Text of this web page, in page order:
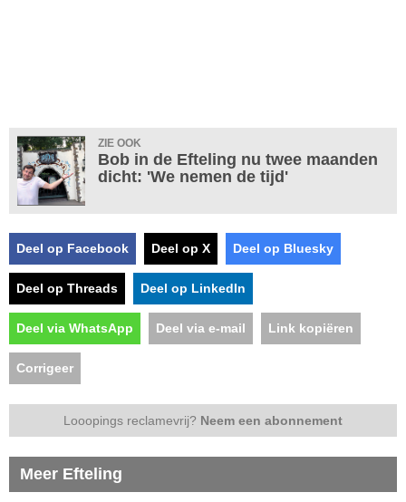
ZIE OOK
Bob in de Efteling nu twee maanden
dicht: 'We nemen de tijd'
Deel op Facebook Deel op X Deel op Bluesky
Deel op Threads Deel op LinkedIn
Deel via WhatsApp Deel via e-mail Link kopiëren
Corrigeer
Looopings reclamevrij? Neem een abonnement
Meer Efteling